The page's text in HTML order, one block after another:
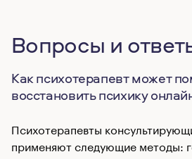
Вопросы и
Как психотерапевт может
восстановить психику
Психотерапевты
применяют следующие методы: